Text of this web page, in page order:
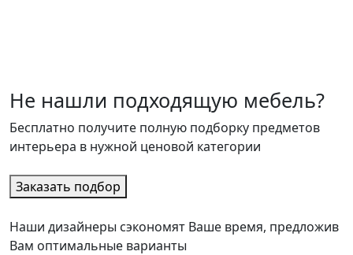
Не нашли подходящую мебель?
Бесплатно получите полную подборку предметов
интерьера в нужной ценовой категории
Заказать подбор
Наши дизайнеры сэкономят Ваше время, предложив
Вам оптимальные варианты